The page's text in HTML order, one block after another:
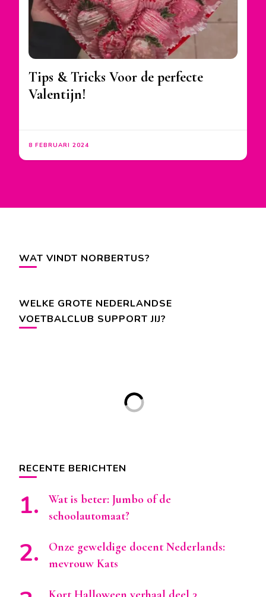
Tips & Tricks Voor de perfecte
Valentijn!
8 FEBRUARI 2024
WAT VINDT NORBERTUS?
WELKE GROTE NEDERLANDSE
VOETBALCLUB SUPPORT JIJ?
RECENTE BERICHTEN
Wat is beter: Jumbo of de
schoolautomaat?
Onze geweldige docent Nederlands:
mevrouw Kats